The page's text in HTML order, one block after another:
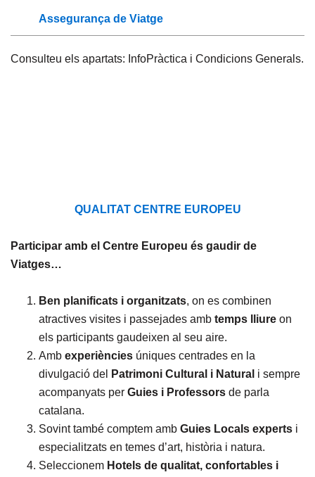
Assegurança de Viatge
Consulteu els apartats: InfoPràctica i Condicions Generals.
QUALITAT CENTRE EUROPEU
Participar amb el Centre Europeu és gaudir de
Viatges…
Ben planificats i organitzats, on es combinen
atractives visites i passejades amb temps lliure on
els participants gaudeixen al seu aire.
Amb experiències úniques centrades en la
divulgació del
Patrimoni Cultural i Natural i sempre
acompanyats per Guies i Professors de parla
catalana.
Sovint també comptem amb Guies Locals experts i
especialitzats en temes d’art, història i natura.
Seleccionem Hotels de qualitat, confortables i